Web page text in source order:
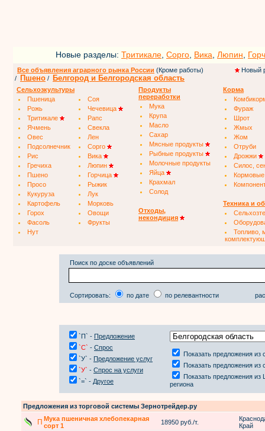
Новые разделы: Тритикале Сорго Вика Люпин
Все объявления аграрного рынка России (Кроме работы)
Новый
/
Пшено / Белгород и Белгородская область
Сельхозкультуры
Пшеница
Соя
Рожь
Чечевица
Тритикале
Рапс
Ячмень
Свекла
Овес
Лен
Подсолнечник
Сорго
Рис
Вика
Гречиха
Люпин
Пшено
Горчица
Просо
Рыжик
Кукуруза
Лук
Картофель
Морковь
Горох
Овощи
Фасоль
Фрукты
Нут
Продукты
переработки
Мука
Крупа
Масло
Сахар
Мясные продукты
Рыбные продукты
Молочные продукты
Яйца
Крахмал
Солод
Отходы,
некондиция
Корма
Фураж
Шрот
Жмых
Жом
Отруби
Дрожжи
Силос,
Техника и
Топливо,
Поиск по доске объявлений
Сортировать: по дате по релевантности
`П` - Предложение
`С` - Спрос
`У` - Предложение услуг
`У` - Спрос на услуги
`=` - Другое
Показать предложения из
Показать предложения из
Показать предложения из
региона
Предложения из торговой системы Зернотрейдер.ру
П Мука пшеничная хлебопекарная
сорт 1
18950 руб./т.
Край